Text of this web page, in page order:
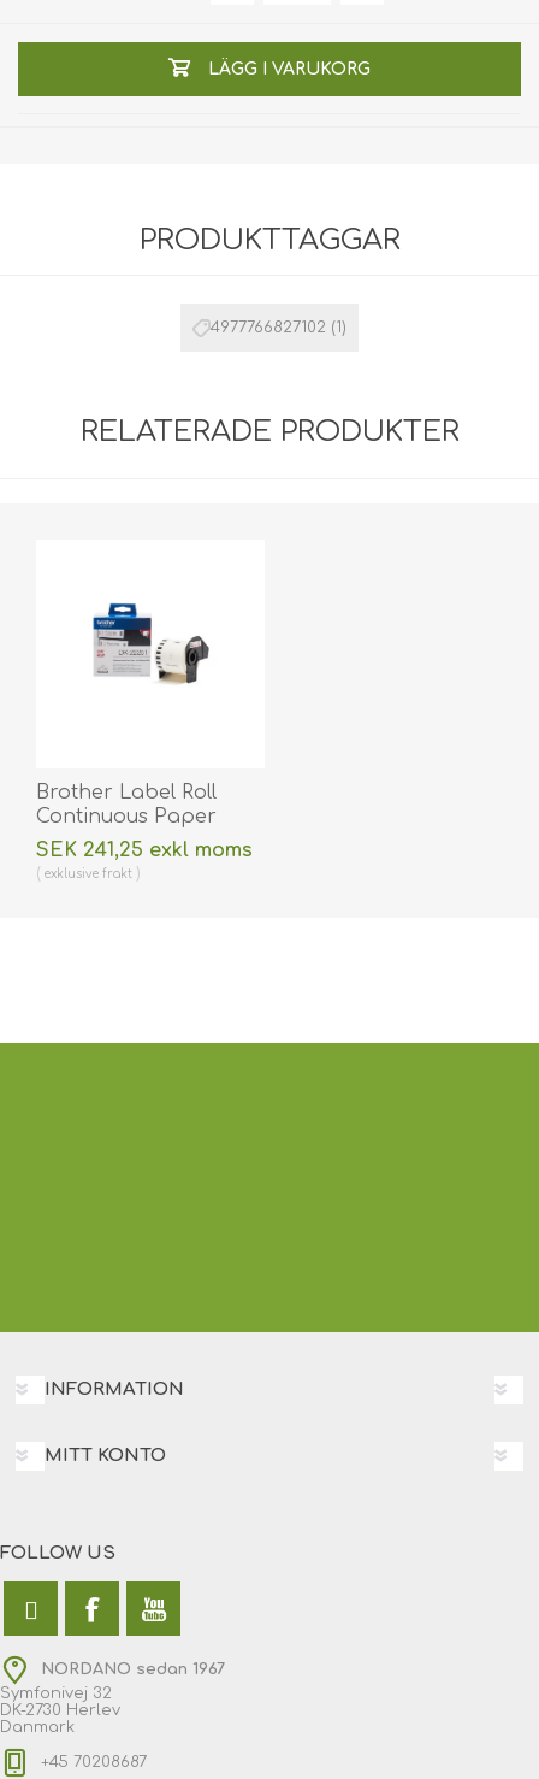
LÄGG I VARUKORG
PRODUKTTAGGAR
4977766827102 (1)
RELATERADE PRODUKTER
Brother Label Roll
Continuous Paper
DK22251 62mm.
BRDK22251
SEK 241,25 exkl moms
exklusive frakt
INFORMATION
MITT KONTO
FOLLOW US
NORDANO sedan 1967
Symfonivej 32
DK-2730 Herlev
Danmark
+45 70208687